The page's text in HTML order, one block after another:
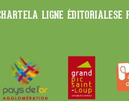
LA LIGNE ÉDITORIALESE